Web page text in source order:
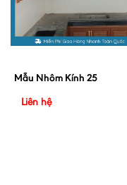
Mẫu Nhôm Kính 25
Liên hệ